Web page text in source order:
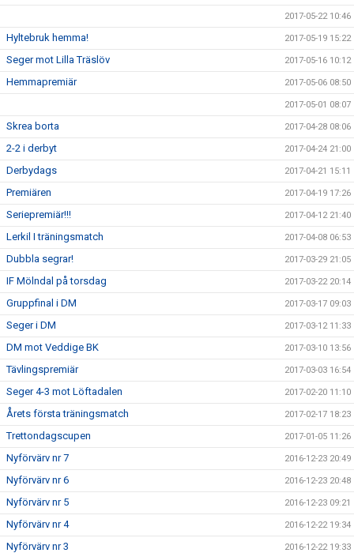
2017-05-22 10:46
Hyltebruk hemma! 2017-05-19 15:22
Seger mot Lilla Träslöv 2017-05-16 10:12
Hemmapremiär 2017-05-06 08:50
2017-05-01 08:07
Skrea borta 2017-04-28 08:06
2-2 i derbyt 2017-04-24 21:00
Derbydags 2017-04-21 15:11
Premiären 2017-04-19 17:26
Seriepremiär!!! 2017-04-12 21:40
Lerkil I träningsmatch 2017-04-08 06:53
Dubbla segrar! 2017-03-29 21:05
IF Mölndal på torsdag 2017-03-22 20:14
Gruppfinal i DM 2017-03-17 09:03
Seger i DM 2017-03-12 11:33
DM mot Veddige BK 2017-03-10 13:56
Tävlingspremiär 2017-03-03 16:54
Seger 4-3 mot Löftadalen 2017-02-20 11:10
Årets första träningsmatch 2017-02-17 18:23
Trettondagscupen 2017-01-05 11:26
Nyförvärv nr 7 2016-12-23 20:49
Nyförvärv nr 6 2016-12-23 20:48
Nyförvärv nr 5 2016-12-23 09:21
Nyförvärv nr 4 2016-12-22 19:34
Nyförvärv nr 3 2016-12-22 19:33